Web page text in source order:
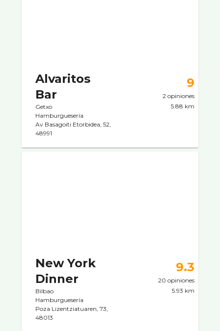
Alvaritos
Bar
Getxo
Hamburgueserí­a
Av Basagoiti Etorbidea, 52,
48991
9
2 opiniones
5.88 km
New York
Dinner
Bilbao
Hamburgueserí­a
Poza Lizentziatuaren, 73,
48013
9.3
20 opiniones
5.93 km